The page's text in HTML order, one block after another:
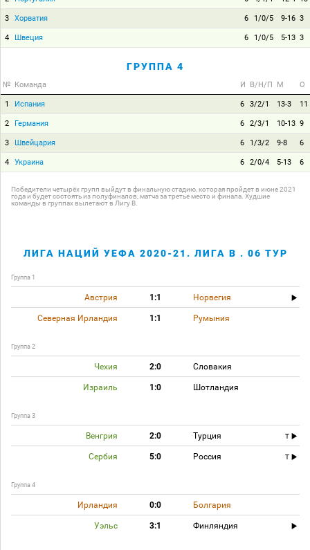
3 Хорватия 6 1/0/5 9-16 3
4 Швеция 6 1/0/5 5-13 3
ГРУППА 4
№ Команда И В/Н/П М О
1 Испания 6 3/2/1 13-3 11
2 Германия 6 2/3/1 10-13 9
3 Швейцария 6 1/3/2 9-8 6
4 Украина 6 2/0/4 5-13 6
Победители четырёх групп выйдут в финальную стадию, которая пройдет в июне 2021
года и будет состоять из полуфиналов, матча за третье место и финала. Худшие
команды в группах вылетают в Лигу B.
ЛИГА НАЦИЙ УЕФА 2020-21. ЛИГА B . 06 ТУР
Группа 1
Австрия 1:1 Норвегия
Северная Ирландия 1:1 Румыния
Группа 2
Чехия 2:0 Словакия
Израиль 1:0 Шотландия
Группа 3
Венгрия 2:0 Турция T
Сербия 5:0 Россия T
Группа 4
Ирландия 0:0 Болгария
Уэльс 3:1 Финляндия